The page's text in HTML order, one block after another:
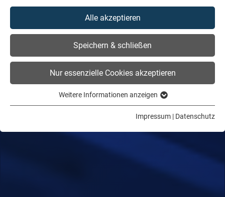
Alle akzeptieren
Speichern & schließen
Nur essenzielle Cookies akzeptieren
Weitere Informationen anzeigen
Impressum | Datenschutz